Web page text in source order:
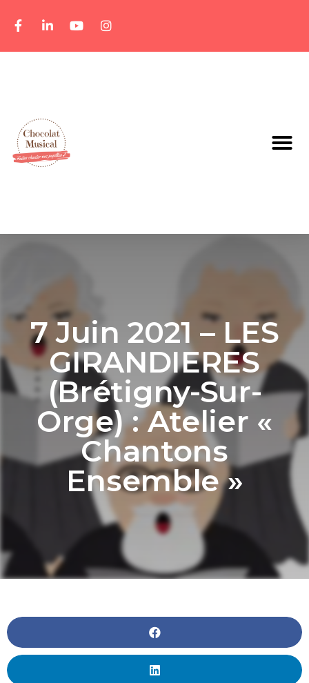
7 Juin 2021 – LES
GIRANDIERES
(Brétigny-Sur-
Orge) : Atelier «
Chantons
Ensemble »